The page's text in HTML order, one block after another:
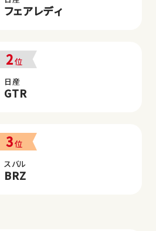
フェアレディ
2位
日産
GTR
3位
スバル
BRZ